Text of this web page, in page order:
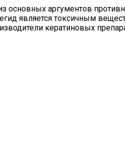
основных аргументов
является токсичным
кератиновых